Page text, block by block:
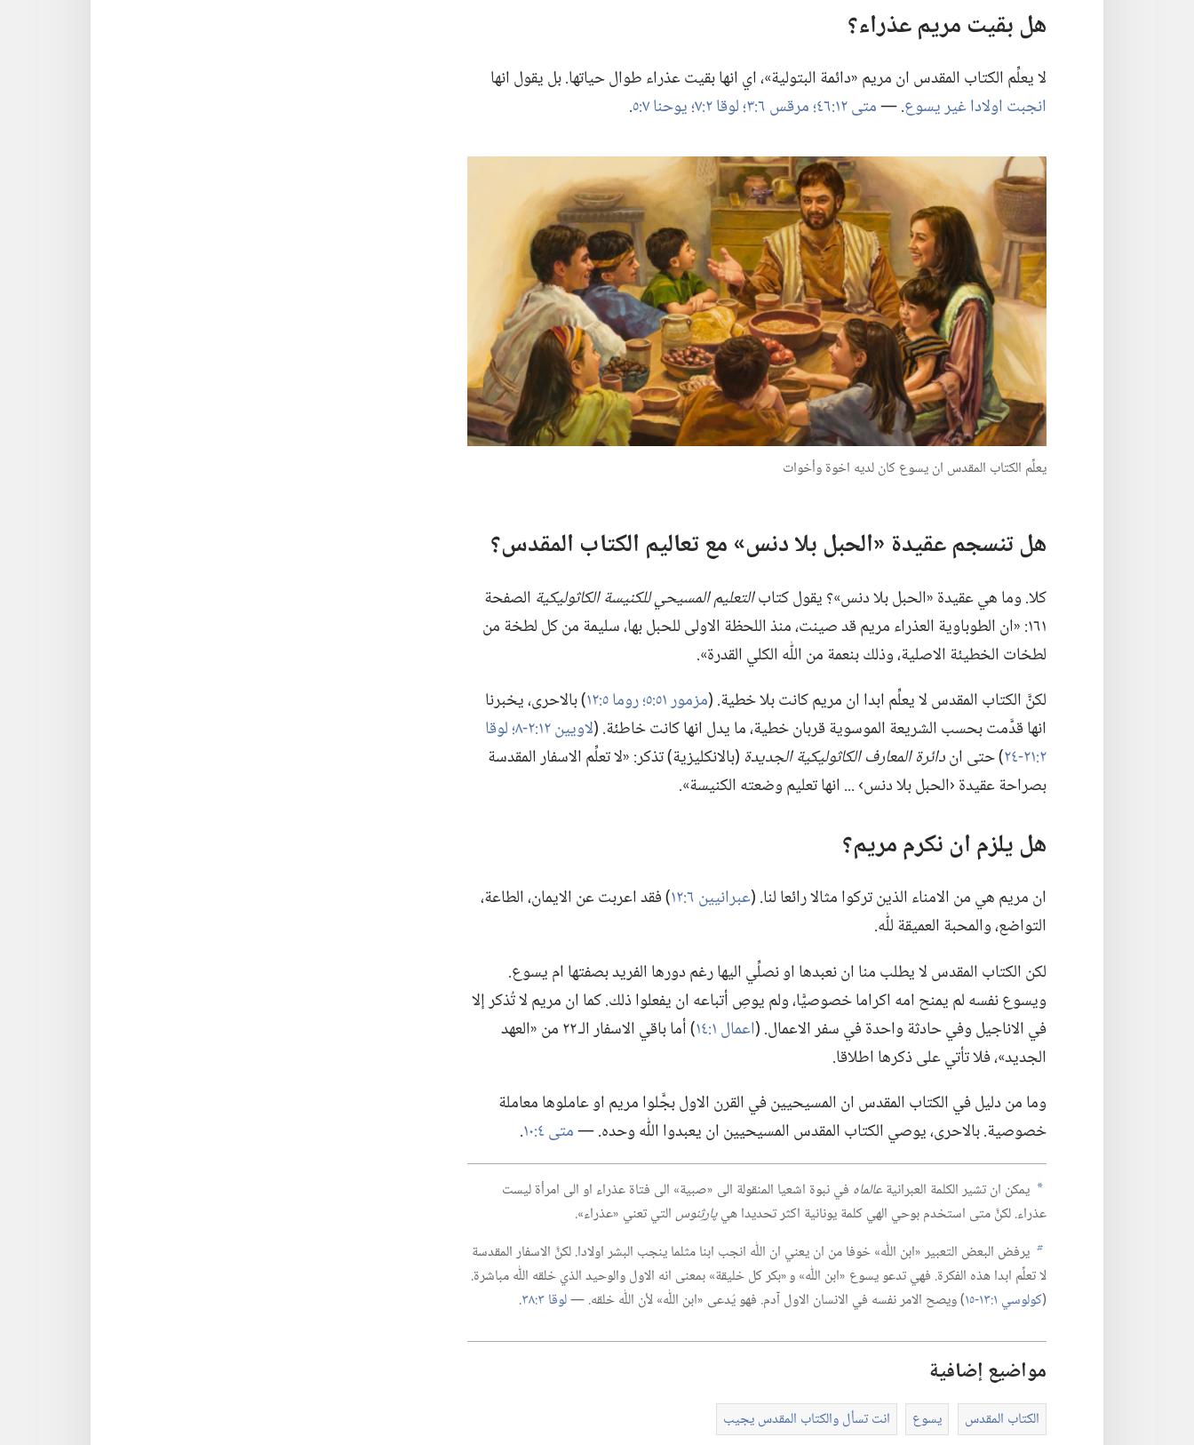
هل بقيت مريم عذراء؟‏
لا يعلِّم الكتاب المقدس ان مريم «دائمة البتولية»،‏ اي انها بقيت عذراء طوال حياتها.‏ بل يقول انها
انجبت اولادا غير يسوع‏.‏ —‏متى ١٢:‏٤٦؛‏ مرقس ٦:‏٣؛‏ لوقا ٢:‏٧؛‏ يوحنا ٧:‏٥ ‏.‏
يعلِّم الكتاب المقدس ان يسوع كان لديه اخوة وأخوات
هل تنسجم عقيدة «الحبل بلا دنس» مع تعاليم الكتاب المقدس؟‏
كلا.‏ وما هي عقيدة «الحبل بلا دنس»؟‏ يقول كتابالتعليم المسيحي للكنيسة الكاثوليكية الصفحة
١٦١:‏ «ان الطوباوية العذراء مريم قد صينت،‏ منذ اللحظة الاولى للحبل بها،‏ سليمة من كل لطخة من
لطخات الخطيئة الاصلية،‏ وذلك بنعمة من اللّٰه الكلي القدرة».‏
لكنَّ الكتاب المقدس لا يعلِّم ابدا ان مريم كانت بلا خطية.‏ (‏مزمور ٥١:‏٥؛‏ روما ٥:‏١٢
‏)‏ بالاحرى،‏ يخبرنا
انها قدَّمت بحسب الشريعة الموسوية قربان خطية،‏ ما يدل انها كانت خاطئة.‏ (‏لاويين ١٢:‏٢-‏٨؛‏
لوقا
٢:‏٢١-‏٢٤
‏)‏ حتى اندائرة المعارف الكاثوليكية الجديدة(‏بالانكليزية)‏ تذكر:‏ «لا تعلِّم الاسفار المقدسة
بصراحة عقيدة ‹الحبل بلا دنس› .‏.‏.‏ انها تعليم وضعته الكنيسة».‏
هل يلزم ان نكرم مريم؟‏
ان مريم هي من الامناء الذين تركوا مثالا رائعا لنا.‏ (‏عبرانيين ٦:‏١٢
‏)‏ فقد اعربت عن الايمان،‏ الطاعة،‏
التواضع،‏ والمحبة العميقة للّٰه.‏
لكن الكتاب المقدس لا يطلب منا ان نعبدها او نصلِّي اليها رغم دورها الفريد بصفتها ام يسوع.‏
ويسوع نفسه لم يمنح امه اكراما خصوصيًّا،‏ ولم يوصِ أتباعه ان يفعلوا ذلك.‏ كما ان مريم لا تُذكر إلا
في الاناجيل وفي حادثة واحدة في سفر الاعمال.‏ (‏اعمال ١:‏١٤
‏)‏ أما باقي الاسفار الـ‍ ٢٢ من «العهد
الجديد»،‏ فلا تأتي على ذكرها اطلاقا.‏
وما من دليل في الكتاب المقدس ان المسيحيين في القرن الاول بجَّلوا مريم او عاملوها معاملة
خصوصية.‏ بالاحرى،‏ يوصي الكتاب المقدس المسيحيين ان يعبدوا اللّٰه وحده.‏ —‏متى ٤:‏١٠ ‏.‏
a يمكن ان تشير الكلمة العبرانيةعالماه في نبوة اشعيا المنقولة الى «صبية» الى فتاة عذراء او الى امرأة ليست
عذراء.‏ لكنَّ متى استخدم بوحي الهي كلمة يونانية اكثر تحديدا هيپارثِنوسالتي تعني «عذراء».‏
b يرفض البعض التعبير «ابن اللّٰه» خوفا من ان يعني ان اللّٰه انجب ابنا مثلما ينجب البشر اولادا.‏ لكنَّ الاسفار المقدسة
لا تعلِّم ابدا هذه الفكرة.‏ فهي تدعو يسوع «ابن اللّٰه» و «بكر كل خليقة» بمعنى انه الاول والوحيد الذي خلقه اللّٰه مباشرة.‏
(‏كولوسي ١:‏١٣-‏١٥ ‏)‏ ويصح الامر نفسه في الانسان الاول آدم.‏ فهو يُدعى «ابن اللّٰه» لأن اللّٰه خلقه.‏ —‏لوقا ٣:‏٣٨ ‏.‏
مواضيع إضافية
الكتاب المقدس يسوع انت تسأل والكتاب المقدس يجيب